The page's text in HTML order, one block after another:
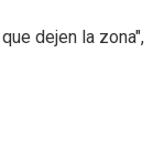
dejen la zona",